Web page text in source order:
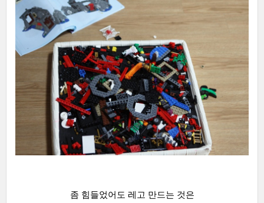
좀 힘들었어도 레고 만드는 것은